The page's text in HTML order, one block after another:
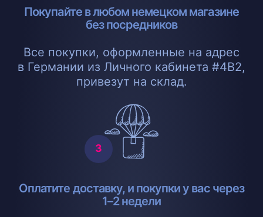
Покупайте в любом немецком магазине
без посредников
Все покупки, оформленные на адрес
в Германии из Личного кабинета #4B2,
привезут на склад.
Оплатите доставку, и покупки у вас через
1–2 недели